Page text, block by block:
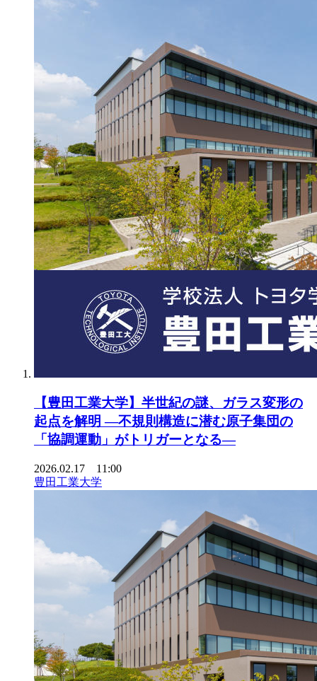
【豊田工業大学】半世紀の謎、ガラス変形の
起点を解明 ―不規則構造に潜む原子集団の
「協調運動」がトリガーとなる―
2026.02.17 11:00
豊田工業大学